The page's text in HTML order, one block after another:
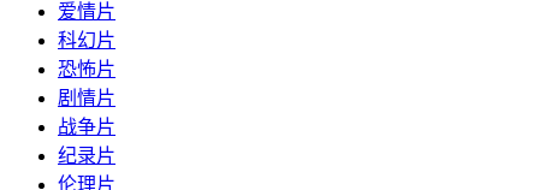
爱情片
科幻片
恐怖片
剧情片
战争片
纪录片
伦理片